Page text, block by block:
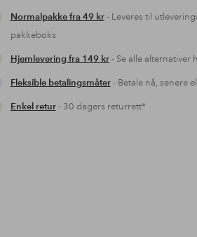
Normalpakke fra 49 kr- Leveres til
pakkeboks
Hjemlevering fra 149 kr- Se alle alternativer
Fleksible betalingsmåter- Betale nå, senere
Enkel retur- 30 dagers returrett*